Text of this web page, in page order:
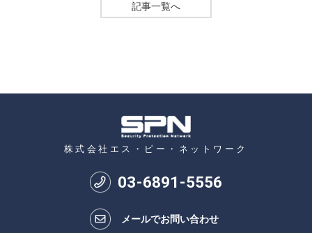
記事一覧へ
株式会社エス・ピー・ネットワーク
03-6891-5556
メールでお問い合わせ